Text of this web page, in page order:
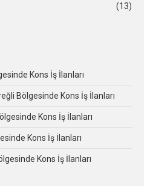
(13)
Kons İş İlanları
Bölgesinde Kons İş İlanları
Kons İş İlanları
Kons İş İlanları
Kons İş İlanları